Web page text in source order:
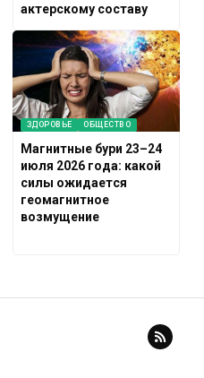
актерскому составу
ЗДОРОВЬЕ ОБЩЕСТВО
Магнитные бури 23–24
июля 2026 года: какой
силы ожидается
геомагнитное
возмущение